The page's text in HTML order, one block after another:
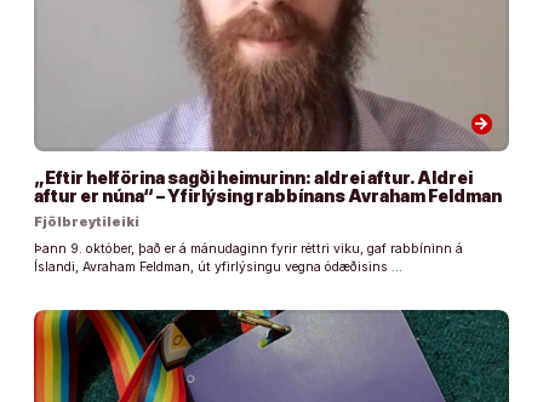
arrow_forward
„Eftir helförina sagði heimurinn: aldrei aftur. Aldrei
aftur er núna“ – Yfirlýsing rabbínans Avraham Feldman
Fjölbreytileiki
Þann 9. október, það er á mánudaginn fyrir réttri viku, gaf rabbíninn á
Íslandi, Avraham Feldman, út yfirlýsingu vegna ódæðisins …